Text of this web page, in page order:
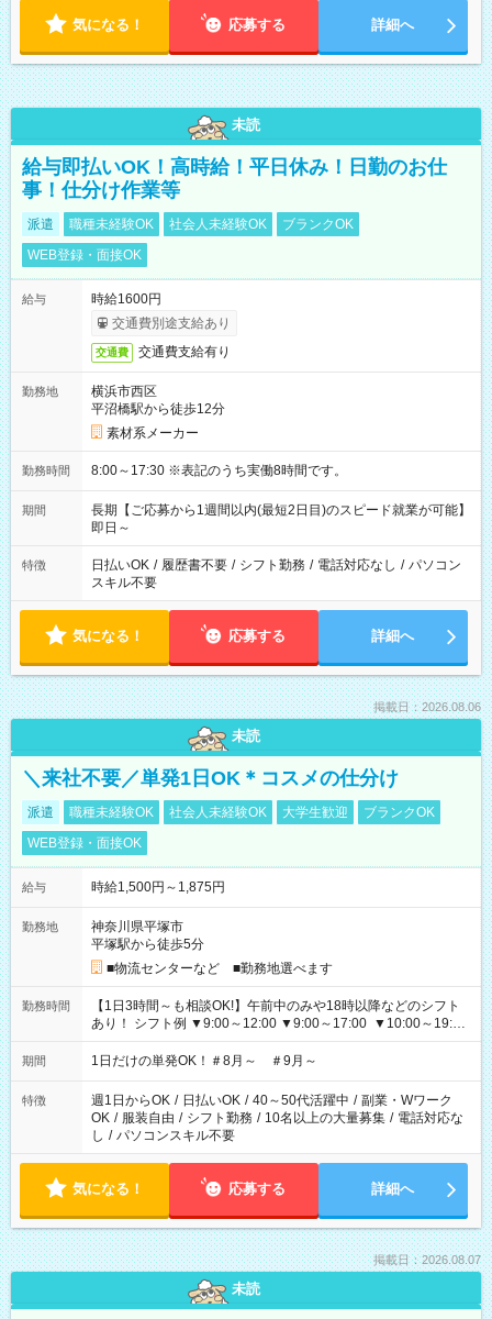
気になる！ 応募する 詳細へ
未読
給与即払いOK！高時給！平日休み！日勤のお仕
事！仕分け作業等
派遣 職種未経験OK 社会人未経験OK
ブランクOK
WEB登録・面接OK
給与
時給1600円
交通費別途支給あり
交通費 交通費支給有り
勤務地
横浜市西区
平沼橋駅から徒歩12分
素材系メーカー
勤務時間 8:00～17:30 ※表記のうち実働8時間です。
期間
長期【ご応募から1週間以内(最短2日目)のスピード就業が可能】
即日～
特徴 日払いOK / 履歴書不要 / シフト勤務 / 電話対応なし / パソコン
スキル不要
気になる！ 応募する 詳細へ
掲載日：2026.08.06
未読
＼来社不要／単発1日OK＊コスメの仕分け
派遣 職種未経験OK 社会人未経験OK 大学生歓迎
ブランクOK
WEB登録・面接OK
給与 時給1,500円～1,875円
勤務地
神奈川県平塚市
平塚駅から徒歩5分
■物流センターなど ■勤務地選べます
勤務時間
【1日3時間～も相談OK!】午前中のみや18時以降などのシフト
あり！ シフト例 ▼9:00～12:00 ▼9:00～17:00 ▼10:00～19:00
▼18:00～21:00
期間 1日だけの単発OK！＃8月～ ＃9月～
特徴 週1日からOK / 日払いOK / 40～50代活躍中 / 副業・Wワーク
OK / 服装自由 / シフト勤務 / 10名以上の大量募集 / 電話対応な
し / パソコンスキル不要
気になる！ 応募する 詳細へ
掲載日：2026.08.07
未読